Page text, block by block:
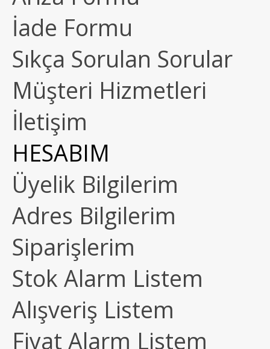
İade Formu
Sıkça Sorulan Sorular
Müşteri Hizmetleri
İletişim
HESABIM
Üyelik Bilgilerim
Adres Bilgilerim
Siparişlerim
Stok Alarm Listem
Alışveriş Listem
Fiyat Alarm Listem